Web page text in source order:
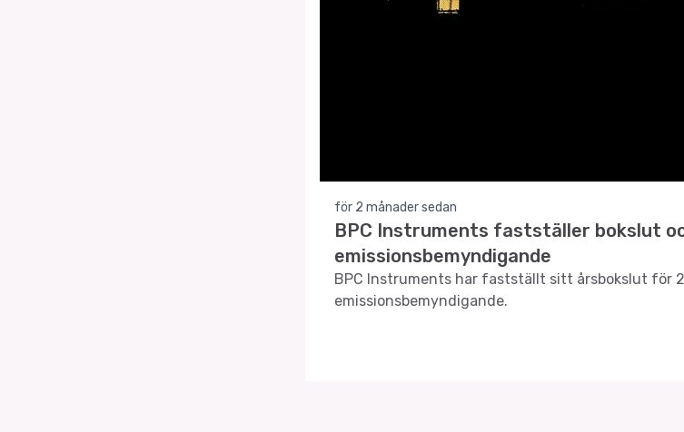
för 2 månader sedan
BPC Instruments fastställer bokslut
emissionsbemyndigande
BPC Instruments har fastställt sitt årsbokslut för
emissionsbemyndigande.